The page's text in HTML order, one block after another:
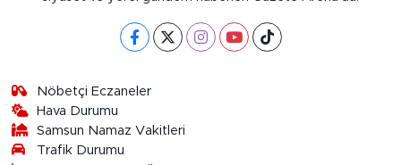
Nöbetçi Eczaneler
Hava Durumu
Samsun Namaz Vakitleri
Trafik Durumu